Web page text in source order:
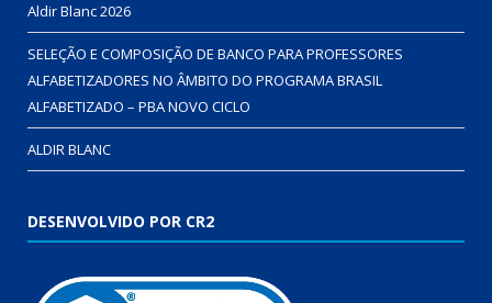
Aldir Blanc 2026
SELEÇÃO E COMPOSIÇÃO DE BANCO PARA PROFESSORES
ALFABETIZADORES NO ÂMBITO DO PROGRAMA BRASIL
ALFABETIZADO – PBA NOVO CICLO
ALDIR BLANC
DESENVOLVIDO POR CR2